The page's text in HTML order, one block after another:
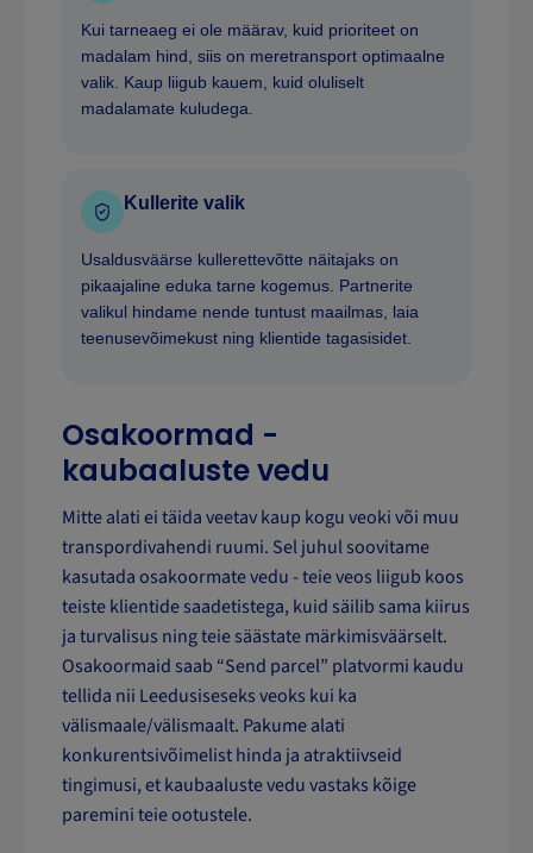
Kui tarneaeg ei ole määrav, kuid prioriteet on
madalam hind, siis on meretransport optimaalne
valik. Kaup liigub kauem, kuid oluliselt
madalamate kuludega.
Kullerite valik
Usaldusväärse kullerettevõtte näitajaks on
pikaajaline eduka tarne kogemus. Partnerite
valikul hindame nende tuntust maailmas, laia
teenusevõimekust ning klientide tagasisidet.
Osakoormad -
kaubaaluste vedu
Mitte alati ei täida veetav kaup kogu veoki või muu
transpordivahendi ruumi. Sel juhul soovitame
kasutada osakoormate vedu - teie veos liigub koos
teiste klientide saadetistega, kuid säilib sama kiirus
ja turvalisus ning teie säästate märkimisväärselt.
Osakoormaid saab “Send parcel” platvormi kaudu
tellida nii Leedusiseseks veoks kui ka
välismaale/välismaalt. Pakume alati
konkurentsivõimelist hinda ja atraktiivseid
tingimusi, et kaubaaluste vedu vastaks kõige
paremini teie ootustele.